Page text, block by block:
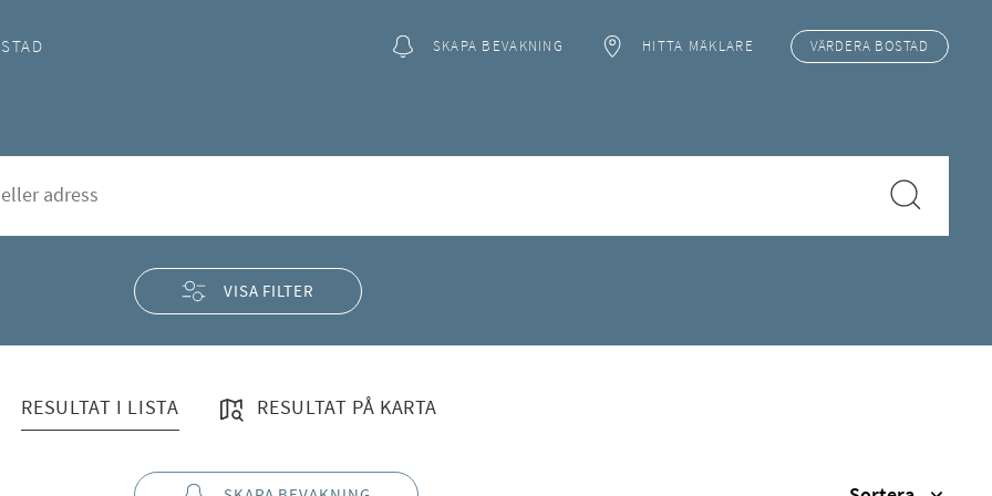
SKAPA BEVAKNING HITTA MÄKLARE VÄRDERA BOSTAD
VISA FILTER
RESULTAT I LISTA RESULTAT PÅ KARTA